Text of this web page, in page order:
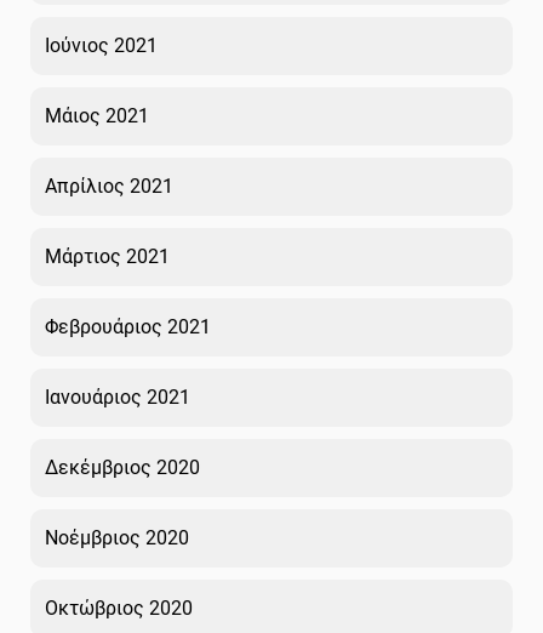
Ιούνιος 2021
Μάιος 2021
Απρίλιος 2021
Μάρτιος 2021
Φεβρουάριος 2021
Ιανουάριος 2021
Δεκέμβριος 2020
Νοέμβριος 2020
Οκτώβριος 2020